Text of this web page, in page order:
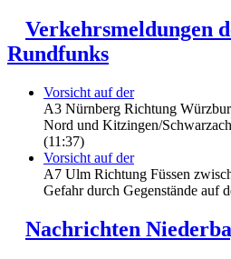
Verkehrsmeldungen
Rundfunks
Vorsicht auf der
A3 Nürnberg Richtung
Nord und Kitzingen/
(11:37)
Vorsicht auf der
A7 Ulm Richtung Füssen
Gefahr durch Gegenstände auf
Nachrichten